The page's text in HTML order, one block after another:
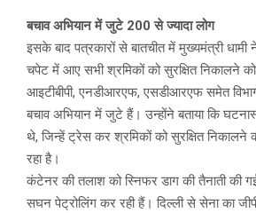
बचाव अभियान में जुटे 200 से ज्यादा लोग
इसके बाद पत्रकारों से बातचीत में मुख्यमंत्री
चपेट में आए सभी श्रमिकों को सुरक्षित निकालने
आइटीबीपी, एनडीआरएफ, एसडीआरएफ समेत
बचाव अभियान में जुटे हैं। उन्होंने बताया कि
थे, जिन्हें ट्रेस कर श्रमिकों को सुरक्षित निकालने
रहा है।
कंटेनर की तलाश को स्निफर डाग की तैनाती की
सघन पेट्रोलिंग कर रही हैं। दिल्ली से सेना का